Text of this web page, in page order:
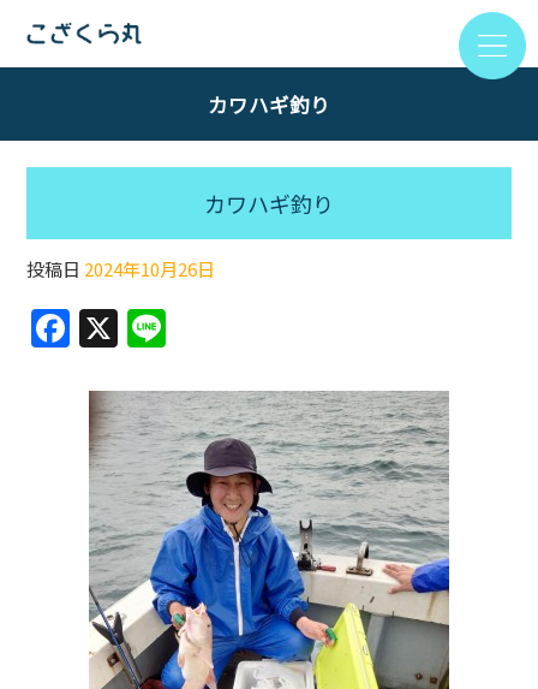
カワハギ釣り
カワハギ釣り
投稿日 2024年10月26日
F
c
e
b
o
o
k
X
e